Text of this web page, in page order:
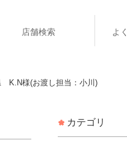
店舗検索 よ
K.N様(お渡し担当：小川)
カテゴリ